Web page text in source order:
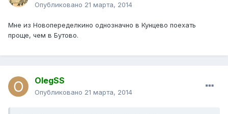
Опубликовано 21 марта, 2014
Мне из Новопеределкино однозначно в Кунцево поехать
проще, чем в Бутово.
OlegSS
Опубликовано 21 марта, 2014